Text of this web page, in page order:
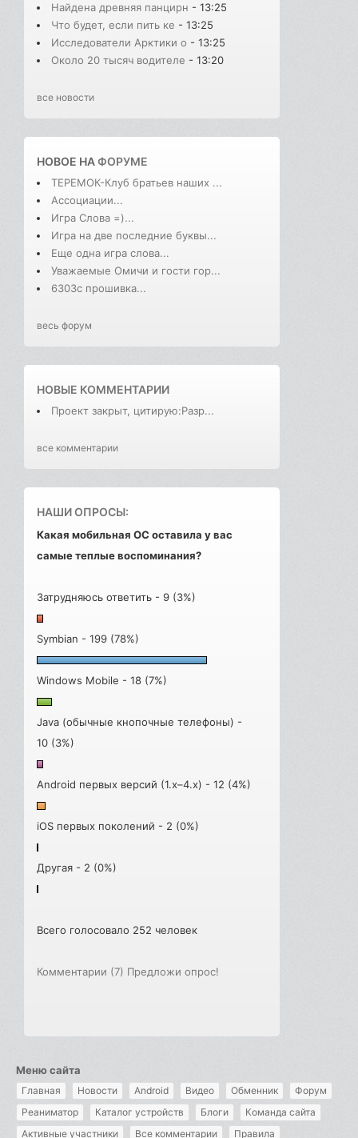
Найдена древняя панцирн - 13:25
Что будет, если пить ке - 13:25
Исследователи Арктики о - 13:25
Около 20 тысяч водителе - 13:20
все новости
НОВОЕ НАФОРУМЕ
ТЕРЕМОК-Клуб братьев наших ...
Ассоциации...
Игра Слова =)...
Игра на две последние буквы...
Еще одна игра слова...
Уважаемые Омичи и гости гор...
6303с прошивка...
весь форум
НОВЫЕ КОММЕНТАРИИ
Проект закрыт, цитирую:Разр...
все комментарии
НАШИ ОПРОСЫ:
Какая мобильная ОС оставила у вас
самые теплые воспоминания?
Затрудняюсь ответить - 9 (3%)
Symbian - 199 (78%)
Windows Mobile - 18 (7%)
Java (обычные кнопочные телефоны) -
10 (3%)
Android первых версий (1.x–4.x) - 12 (4%)
iOS первых поколений - 2 (0%)
Другая - 2 (0%)
Всего голосовало 252 человек
Комментарии (7) Предложи опрос!
Меню сайта
Главная Новости Android Видео Обменник
Форум
Реаниматор
Каталог устройств Блоги
Команда сайта
Активные участники
Все комментарии Правила